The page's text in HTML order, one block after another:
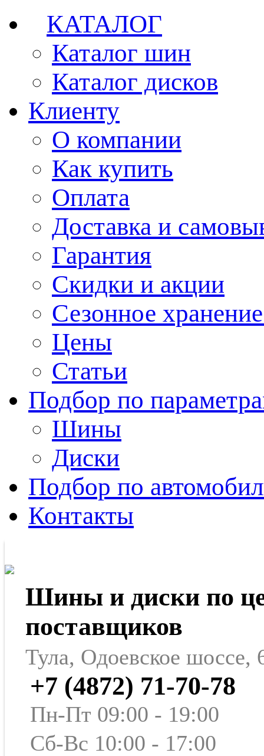
КАТАЛОГ
Каталог шин
Каталог дисков
Клиенту
О компании
Как купить
Оплата
Доставка и
Гарантия
Скидки и акции
Сезонное
Цены
Статьи
Подбор по
Шины
Диски
Подбор по
Контакты
Шины и диски по
поставщиков
Тула, Одоевское шоссе,
+7 (4872) 71-70-78
Пн-Пт 09:00 - 19:00
Сб-Вс 10:00 - 17:00